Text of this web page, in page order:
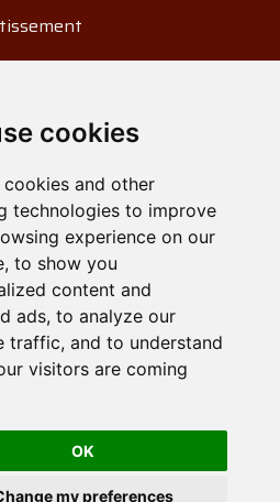
cookies
cookies and other
technologies to improve
experience on our
to show you
content and
ads, to analyze our
traffic, and to understand
visitors are coming
OK
my preferences
Quays Road, London
Ltd.